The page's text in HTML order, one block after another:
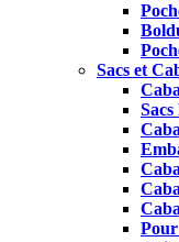
Sacs et
Pour